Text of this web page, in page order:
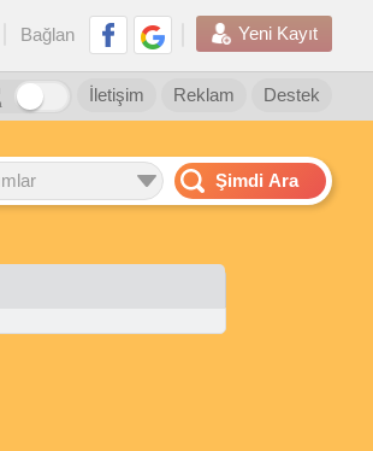
Bağlan Yeni Kayıt
Destek
Reklam
İletişim
Şimdi Ara